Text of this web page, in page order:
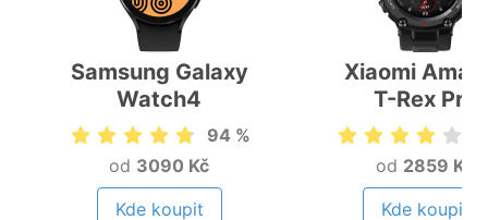
Samsung Galaxy
Watch4
94 %
od 3090 Kč
Kde koupit
Xiaomi
T-Rex Pro
od 2859 Kč
Kde koupit